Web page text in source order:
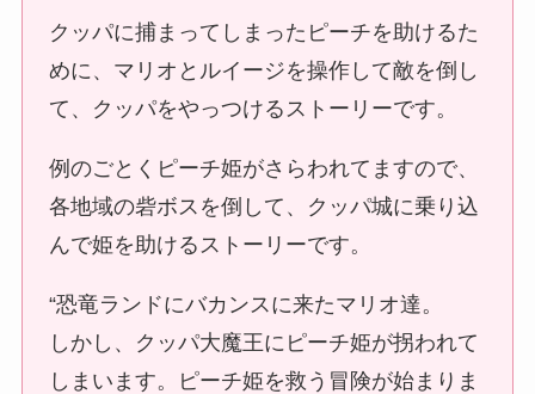
クッパに捕まってしまったピーチを助けるた
めに、マリオとルイージを操作して敵を倒し
て、クッパをやっつけるストーリーです。
例のごとくピーチ姫がさらわれてますので、
各地域の砦ボスを倒して、クッパ城に乗り込
んで姫を助けるストーリーです。
“恐竜ランドにバカンスに来たマリオ達。
しかし、クッパ大魔王にピーチ姫が拐われて
しまいます。ピーチ姫を救う冒険が始まりま